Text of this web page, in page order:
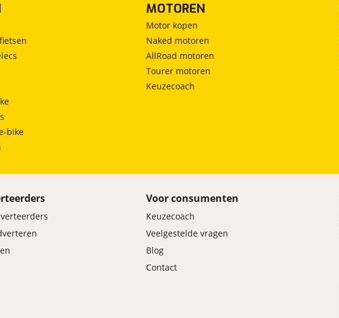
bike
MOTOREN
Motor kopen
Naked motoren
AllRoad motoren
Tourer motoren
Keuzecoach
Voor consumenten
Keuzecoach
Veelgestelde vragen
Blog
Contact